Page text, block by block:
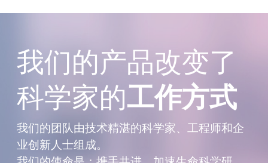
我们的产品改变了
科学家的工作方式
我们的团队由技术精湛的科学家、工程师和企
业创新人士组成。